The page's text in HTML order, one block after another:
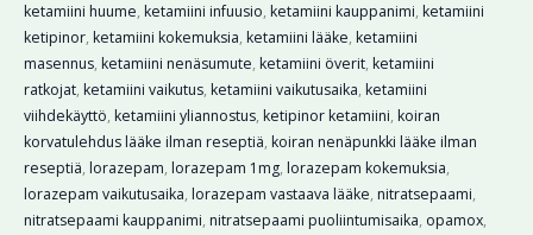
ketamiini huume, ketamiini infuusio, ketamiini kauppanimi, ketamiini
ketipinor, ketamiini kokemuksia, ketamiini lääke, ketamiini
masennus, ketamiini nenäsumute, ketamiini överit, ketamiini
ratkojat, ketamiini vaikutus, ketamiini vaikutusaika, ketamiini
viihdekäyttö, ketamiini yliannostus, ketipinor ketamiini, koiran
korvatulehdus lääke ilman reseptiä, koiran nenäpunkki lääke ilman
reseptiä, lorazepam, lorazepam 1mg, lorazepam kokemuksia,
lorazepam vaikutusaika, lorazepam vastaava lääke, nitratsepaami,
nitratsepaami kauppanimi, nitratsepaami puoliintumisaika, opamox,